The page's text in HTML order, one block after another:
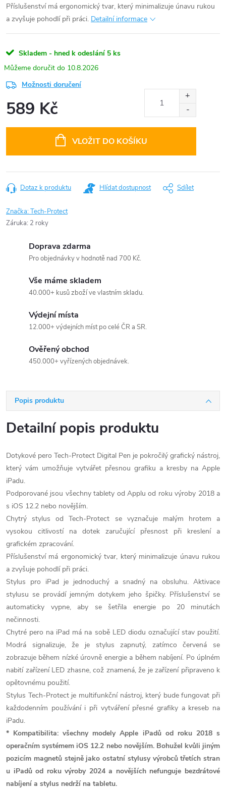
Příslušenství má ergonomický tvar, který minimalizuje únavu rukou
a zvyšuje pohodlí při práci. Detailní informace
Skladem - hned k odeslání 5 ks
10.8.2026
Možnosti doručení
589 Kč
VLOŽIT DO KOŠÍKU
Dotaz k produktu Hlídat dostupnost Sdílet
Značka:Tech-Protect
Záruka: 2 roky
Doprava zdarma
Pro objednávky v hodnotě nad 700 Kč.
Vše máme skladem
40.000+ kusů zboží ve vlastním skladu.
Výdejní místa
12.000+ výdejních míst po celé ČR a SR.
Ověřený obchod
450.000+ vyřízených objednávek.
Popis produktu
Detailní popis produktu
Dotykové pero Tech-Protect Digital Pen je pokročilý grafický nástroj,
který vám umožňuje vytvářet přesnou grafiku a kresby na Apple
iPadu.
Podporované jsou všechny tablety od Applu od roku výroby 2018 a
s iOS 12.2 nebo novějším.
Chytrý stylus od Tech-Protect se vyznačuje malým hrotem a
vysokou citlivostí na dotek zaručující přesnost při kreslení a
grafickém zpracování.
Příslušenství má ergonomický tvar, který minimalizuje únavu rukou
a zvyšuje pohodlí při práci.
Stylus pro iPad je jednoduchý a snadný na obsluhu. Aktivace
stylusu se provádí jemným dotykem jeho špičky. Příslušenství se
automaticky vypne, aby se šetřila energie po 20 minutách
nečinnosti.
Chytré pero na iPad má na sobě LED diodu označující stav použití.
Modrá signalizuje, že je stylus zapnutý, zatímco červená se
zobrazuje během nízké úrovně energie a během nabíjení. Po úplném
nabití zařízení LED zhasne, což znamená, že je zařízení připraveno k
opětovnému použití.
Stylus Tech-Protect je multifunkční nástroj, který bude fungovat při
každodenním používání i při vytváření přesné grafiky a kreseb na
iPadu.
* Kompatibilita: všechny modely Apple iPadů od roku 2018 s
operačním systémem iOS 12.2 nebo novějším. Bohužel kvůli jiným
pozicím magnetů stejně jako ostatní stylusy výrobců třetích stran
u iPadů od roku výroby 2024 a novějších nefunguje bezdrátové
nabíjení a stylus nedrží na tabletu.